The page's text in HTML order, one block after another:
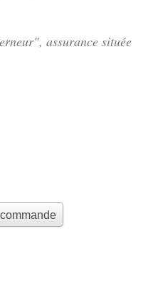
assurance située